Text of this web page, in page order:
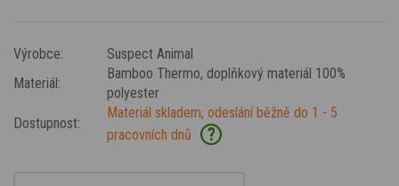
Výrobce:
Suspect Animal
Materiál:
Bamboo Thermo, doplňkový materiál 100%
polyester
Dostupnost:
Materiál skladem, odeslání běžně do 1 - 5
pracovních dnů
?